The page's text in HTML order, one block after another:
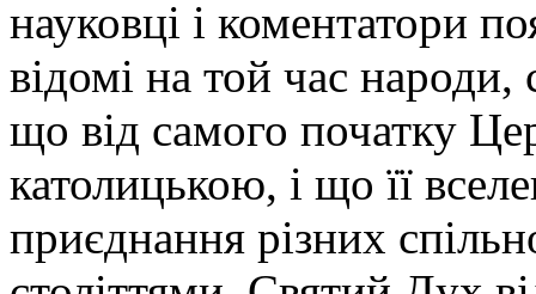
науковці і коментатори
відомі на той час
що від самого початку
католицькою, і що її
приєднання різних